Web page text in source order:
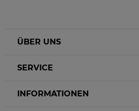
ÜBER UNS
SERVICE
INFORMATIONEN